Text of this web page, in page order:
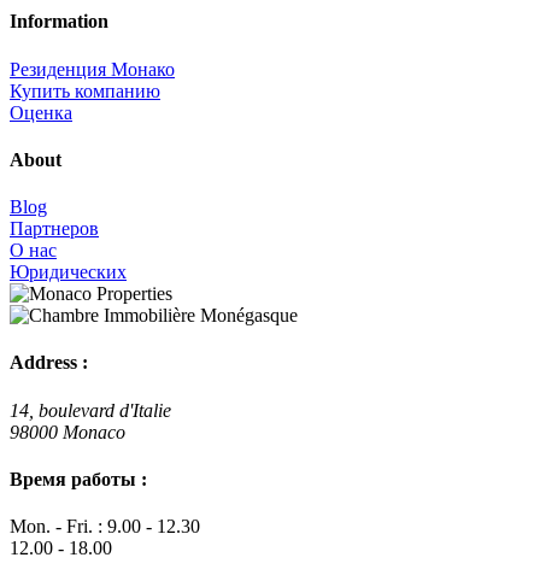
Information
Резиденция Монако
Купить компанию
Оценка
About
Blog
Партнеров
О нас
Юридических
Address :
14, boulevard d'Italie
98000 Monaco
Время работы :
Mon. - Fri. : 9.00 - 12.30
12.00 - 18.00